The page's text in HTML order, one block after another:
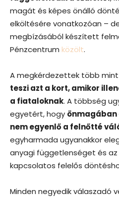
magát és képes önálló
elköltésére vonatkozóan –
megbízásából készített
Pénzcentrum közölt.
A megkérdezettek több
teszi azt a kort, amikor
a fiataloknak. A többség
egyetért, hogy önmagában
nem egyenlő a felnőtté
egyharmada ugyanakkor
anyagi függetlenséget és az
kapcsolatos felelős
Minden negyedik válaszadó